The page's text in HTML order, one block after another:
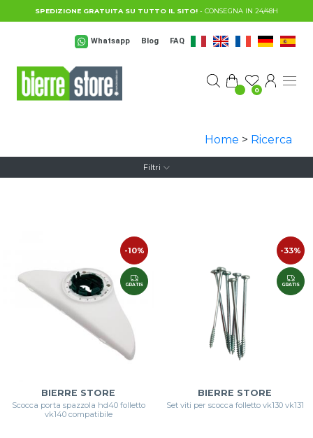
Salta al contenuto principale
SPEDIZIONE GRATUITA SU TUTTO IL SITO! - CONSEGNA IN 24/48H
Whatsapp Blog FAQ
0
Home > Ricerca
Filtri
-10%
GRATIS
BIERRE STORE
Scocca porta spazzola hd40 folletto
vk140 compatibile
-33%
GRATIS
BIERRE STORE
Set viti per scocca folletto vk130 vk131